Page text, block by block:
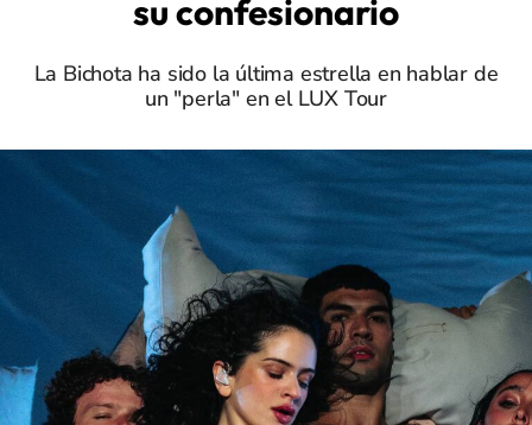
su confesionario
La Bichota ha sido la última estrella en hablar de
un "perla" en el LUX Tour